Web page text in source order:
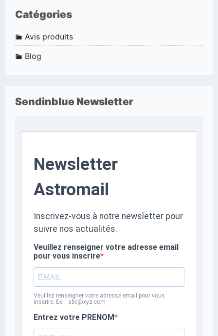
Catégories
Avis produits
Blog
Sendinblue Newsletter
Newsletter
Astromail
Inscrivez-vous à notre newsletter pour
suivre nos actualités.
Veuillez renseigner votre adresse email
pour vous inscrire
Veuillez renseigner votre adresse email pour vous
inscrire. Ex. : abc@xyz.com
Entrez votre PRENOM